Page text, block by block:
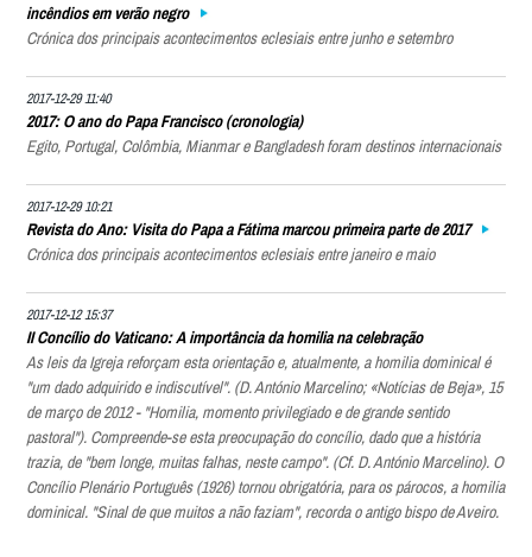
incêndios em verão negro
Crónica dos principais acontecimentos eclesiais entre junho e setembro
2017-12-29 11:40
2017: O ano do Papa Francisco (cronologia)
Egito, Portugal, Colômbia, Mianmar e Bangladesh foram destinos internacionais
2017-12-29 10:21
Revista do Ano: Visita do Papa a Fátima marcou primeira parte de 2017
Crónica dos principais acontecimentos eclesiais entre janeiro e maio
2017-12-12 15:37
II Concílio do Vaticano: A importância da homilia na celebração
As leis da Igreja reforçam esta orientação e, atualmente, a homilia dominical é
"um dado adquirido e indiscutível". (D. António Marcelino; «Notícias de Beja», 15
de março de 2012 - "Homilia, momento privilegiado e de grande sentido
pastoral"). Compreende-se esta preocupação do concílio, dado que a história
trazia, de "bem longe, muitas falhas, neste campo". (Cf. D. António Marcelino). O
Concílio Plenário Português (1926) tornou obrigatória, para os párocos, a homilia
dominical. "Sinal de que muitos a não faziam", recorda o antigo bispo de Aveiro.